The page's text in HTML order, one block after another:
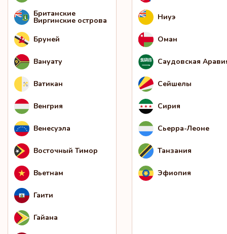
Британские
Виргинские острова
Бруней
Вануату
Ватикан
Венгрия
Венесуэла
Восточный Тимор
Вьетнам
Гаити
Гайана
Ниуэ
Оман
Саудовская
Сейшелы
Сирия
Сьерра-Леоне
Танзания
Эфиопия